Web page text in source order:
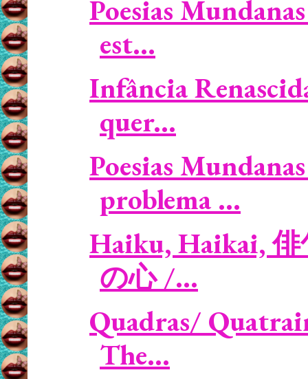
Poesias
est...
Infância
quer...
Poesias
problema ...
Haiku, Haikai, 俳
の心 /...
Quadras/
The...